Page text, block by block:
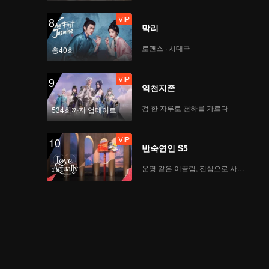
VIP
VIP
VIP
8
총40회
VIP
막리
로맨스 · 시대극
9
534회까지 업데이트
VIP
역천지존
검 한 자루로 천하를 가르다
10 VIP
반숙연인 S5
운명 같은 이끌림, 진심으로 사랑하다